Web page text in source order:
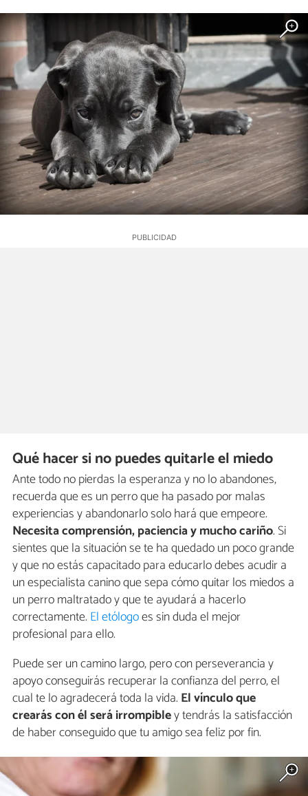
Qué hacer si no puedes quitarle el miedo
Ante todo no pierdas la esperanza y no lo abandones,
recuerda que es un perro que ha pasado por malas
experiencias y abandonarlo solo hará que empeore.
Necesita comprensión, paciencia y mucho cariño. Si
sientes que la situación se te ha quedado un poco grande
y que no estás capacitado para educarlo debes acudir a
un especialista canino que sepa cómo quitar los miedos a
un perro maltratado y que te ayudará a hacerlo
correctamente. El etólogoes sin duda el mejor
profesional para ello.
Puede ser un camino largo, pero con perseverancia y
apoyo conseguirás recuperar la confianza del perro, el
cual te lo agradecerá toda la vida. El vínculo que
crearás con él será irrompibley tendrás la satisfacción
de haber conseguido que tu amigo sea feliz por fin.